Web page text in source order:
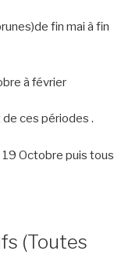
fin mai à fin
à février
ces périodes .
Octobre puis tous
(Toutes